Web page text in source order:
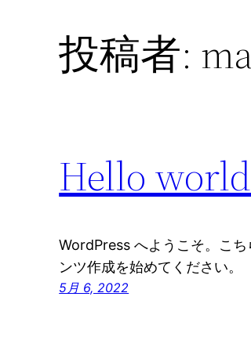
投稿者:
Hello
WordPress へようこそ。こ
ンツ作成を始めてください。
5月 6, 2022